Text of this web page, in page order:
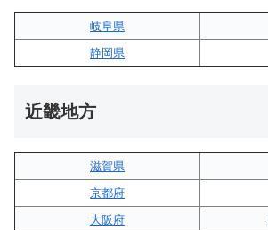
岐阜県
静岡県
近畿地方
滋賀県
京都府
大阪府